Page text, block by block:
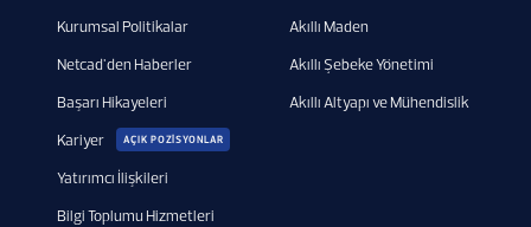
Kurumsal Politikalar
Netcad'den Haberler
Başarı Hikayeleri
Kariyer
AÇIK POZİSYONLAR
Yatırımcı İlişkileri
Bilgi Toplumu Hizmetleri
Akıllı Maden
Akıllı Şebeke Yönetimi
Akıllı Altyapı ve Mühendislik